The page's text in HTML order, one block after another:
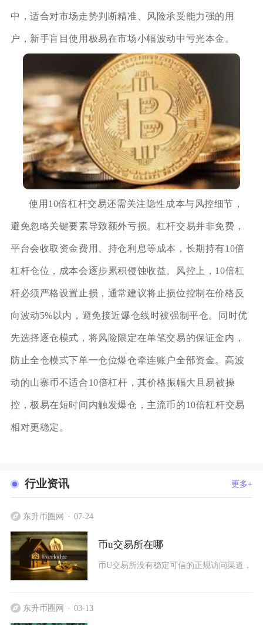
中，适合对市场走势判断精准、风险承受能力强的用
户，新手盲目使用极易在市场小幅波动中亏光本金。
使用10倍杠杆交易还需关注隐性成本与风控细节，
避免忽略关键要素导致额外亏损。杠杆交易并非免费，
平台会收取资金费用、持仓利息等成本，长期持有10倍
杠杆仓位，成本会逐步累积侵蚀收益。风控上，10倍杠
杆必须严格设置止损，通常建议将止损位控制在价格反
向波动5%以内，避免接近爆仓线时被强制平仓。同时优
先选择逐仓模式，将风险限定在单笔交易的保证金内，
防止全仓模式下单一仓位爆仓牵连账户全部资金。高波
动的山寨币不适合10倍杠杆，其价格振幅大且易被操
控，极易在短时间内触发爆仓，主流币的10倍杠杆交易
相对更稳定。
行业资讯 更多+
东升币圈网 07-24
币u交易所在哪
币U交易所没有稳定可信的正规访问渠道，
东升币圈网 03-13